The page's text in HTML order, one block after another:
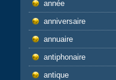
année
anniversaire
annuaire
antiphonaire
antique